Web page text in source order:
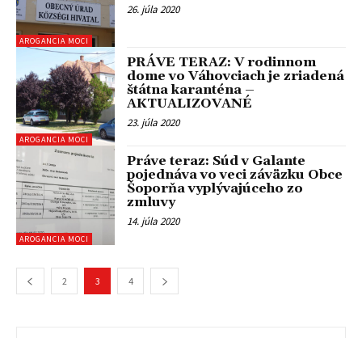
AROGANCIA MOCI
26. júla 2020
AROGANCIA MOCI
PRÁVE TERAZ: V rodinnom
dome vo Váhovciach je zriadená
štátna karanténa –
AKTUALIZOVANÉ
23. júla 2020
AROGANCIA MOCI
Práve teraz: Súd v Galante
pojednáva vo veci záväzku Obce
Šoporňa vyplývajúceho zo
zmluvy
14. júla 2020
2 3 4